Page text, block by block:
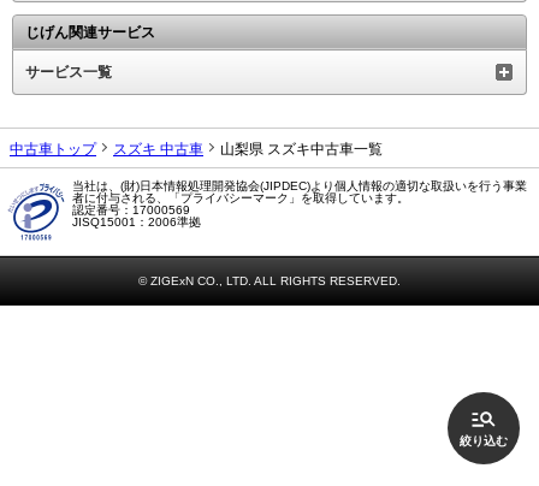
絞り込む
じげん関連サービス
サービス一覧
中古車トップ スズキ 中古車 山梨県 スズキ中古車一覧
当社は、(財)日本情報処理開発協会(JIPDEC)より個人情報の適切な取扱いを行う事業
者に付与される、「プライバシーマーク」を取得しています。
認定番号：17000569
JISQ15001：2006準拠
© ZIGExN CO., LTD. ALL RIGHTS RESERVED.